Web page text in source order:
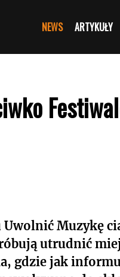
NEWS ARTYKUŁY
Muzykę
utrudnić
gdzie jak